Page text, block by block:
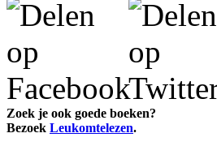
Zoek je ook goede boeken?
Bezoek Leukomtelezen.